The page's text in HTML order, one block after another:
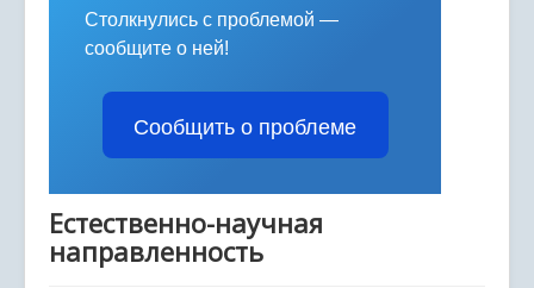
Охрана труда
ГИС "Электронное образование"
Психолого-педагогическое сопровождение
Муниципальное задание
Муниципальный опорный центр ДО
Столкнулись с проблемой —
сообщите о ней!
Сообщить о проблеме
Естественно-научная
направленность